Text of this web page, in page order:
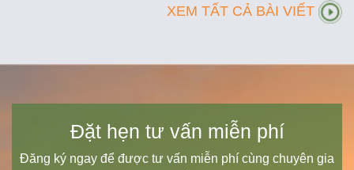
XEM TẤT CẢ BÀI VIẾT
Đặt hẹn tư vấn miễn phí
Đăng ký ngay để được tư vấn miễn phí cùng chuyên gia